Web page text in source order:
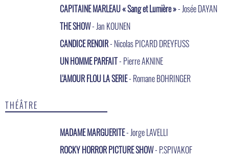
CAPITAINE MARLEAU « Sang et Lumière »- Josée DAYAN
THE SHOW- Jan KOUNEN
CANDICE RENOIR- Nicolas PICARD DREYFUSS
UN HOMME PARFAIT- Pierre AKNINE
L'AMOUR FLOU LA SERIE- Romane BOHRINGER
THÉÂTRE
MADAME MARGUERITE- Jorge LAVELLI
ROCKY HORROR PICTURE SHOW- P.SPIVAKOF